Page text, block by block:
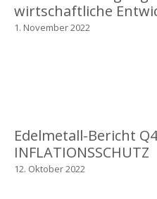
wirtschaftliche
1. November 2022
Edelmetall-Bericht
INFLATIONSSCHUTZ
12. Oktober 2022